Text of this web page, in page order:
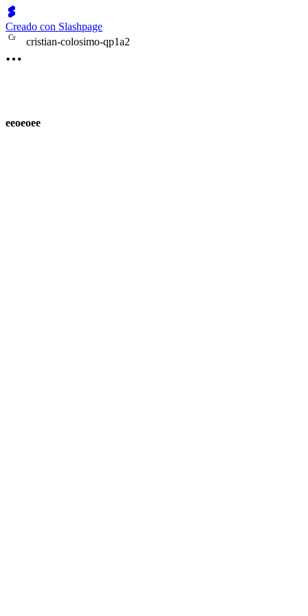
Creado con Slashpage
Cr cristian-colosimo-qp1a2
eeoeoee